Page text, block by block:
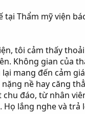
tại Thẩm mỹ viện
tôi cảm thấy
Không gian của
mang đến cảm
nề hay căng
đáo, từ nhân
Họ lắng nghe và trả